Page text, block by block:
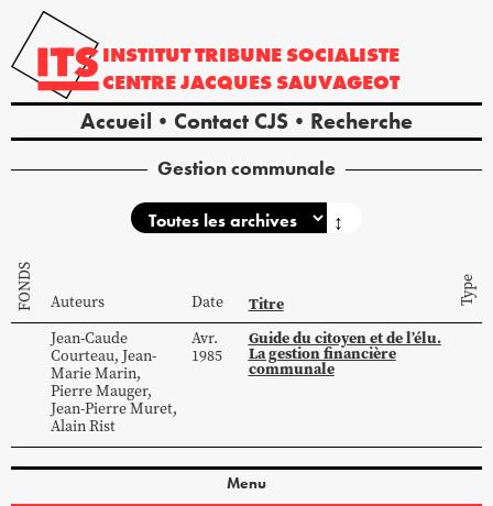
INSTITUTTRIBUNE SOCIALISTE
CENTREJACQUES SAUVAGEOT
Accueil Contact CJS Recherche
Gestion communale
↕
FONDS Auteurs Date Titre Type
Jean-Caude
Courteau, Jean-
MarieMarin,
PierreMauger,
Jean-PierreMuret,
AlainRist
Avr.
1985
Guide du citoyen et de l’élu.
La gestion financière
communale
Menu